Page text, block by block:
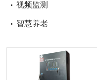
视频监测
智慧养老